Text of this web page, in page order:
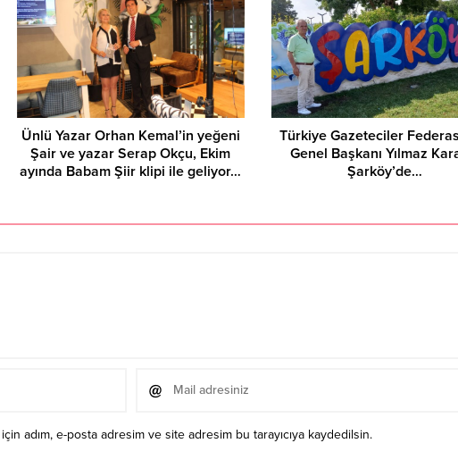
Ünlü Yazar Orhan Kemal’in yeğeni
Şair ve yazar Serap Okçu, Ekim
ayında Babam Şiir klipi ile geliyor…
Türkiye Gazeteciler
Genel Başkanı Yılmaz
Şarköy’de…
adım, e-posta adresim ve site adresim bu tarayıcıya kaydedilsin.